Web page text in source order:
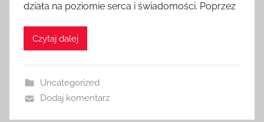
działa na poziomie serca i świadomości. Poprzez
Czytaj dalej
Uncategorized
Dodaj komentarz